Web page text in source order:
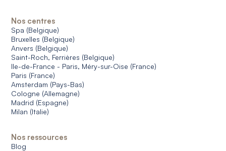
Nos centres
Spa (Belgique)
Bruxelles (Belgique)
Anvers (Belgique)
Saint-Roch, Ferrières (Belgique)
Ile-de-France - Paris, Méry-sur-Oise (France)
Paris (France)
Amsterdam (Pays-Bas)
Cologne (Allemagne)
Madrid (Espagne)
Milan (Italie)
Nos ressources
Blog